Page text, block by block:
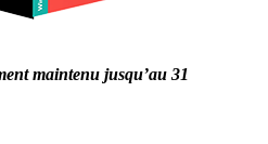
maintenu jusqu’au 31